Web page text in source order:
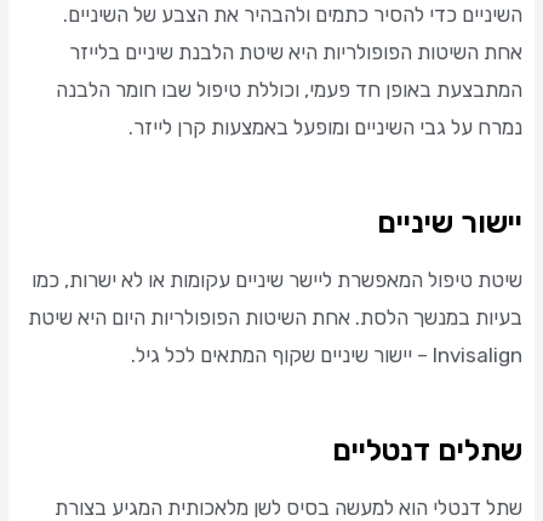
השיניים כדי להסיר כתמים ולהבהיר את הצבע של השיניים.
אחת השיטות הפופולריות היא שיטת הלבנת שיניים בלייזר
המתבצעת באופן חד פעמי, וכוללת טיפול שבו חומר הלבנה
נמרח על גבי השיניים ומופעל באמצעות קרן לייזר.
יישור שיניים
שיטת טיפול המאפשרת ליישר שיניים עקומות או לא ישרות, כמו
בעיות במנשך הלסת. אחת השיטות הפופולריות היום היא שיטת
Invisalign – יישור שיניים שקוף המתאים לכל גיל.
שתלים דנטליים
שתל דנטלי הוא למעשה בסיס לשן מלאכותית המגיע בצורת